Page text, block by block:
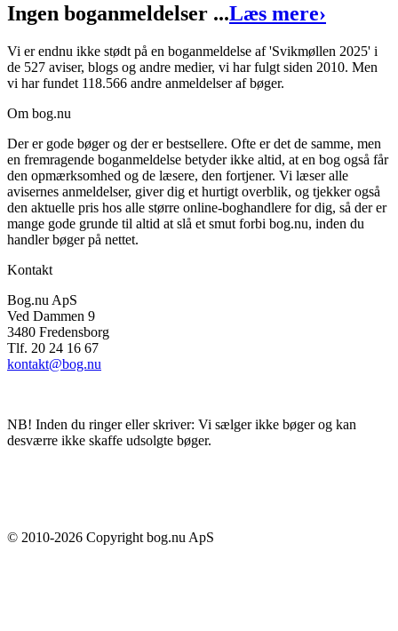
Ingen boganmeldelser ...Læs mere›
Vi er endnu ikke stødt på en boganmeldelse af 'Svikmøllen 2025' i
de 527 aviser, blogs og andre medier, vi har fulgt siden 2010. Men
vi har fundet 118.566 andre anmeldelser af bøger.
Om bog.nu
Der er gode bøger og der er bestsellere. Ofte er det de samme, men
en fremragende boganmeldelse betyder ikke altid, at en bog også får
den opmærksomhed og de læsere, den fortjener. Vi læser alle
avisernes anmeldelser, giver dig et hurtigt overblik, og tjekker også
den aktuelle pris hos alle større online-boghandlere for dig, så der er
mange gode grunde til altid at slå et smut forbi bog.nu, inden du
handler bøger på nettet.
Kontakt
Bog.nu ApS
Ved Dammen 9
3480 Fredensborg
Tlf. 20 24 16 67
kontakt@bog.nu
NB! Inden du ringer eller skriver: Vi sælger ikke bøger og kan
desværre ikke skaffe udsolgte bøger.
© 2010-2026 Copyright bog.nu ApS